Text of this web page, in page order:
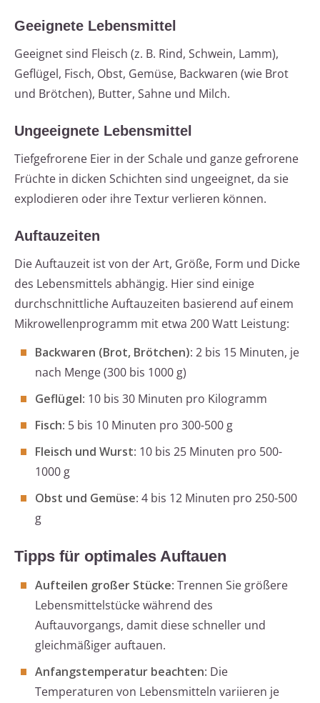
Geeignete Lebensmittel
Geeignet sind Fleisch (z. B. Rind, Schwein, Lamm),
Geflügel, Fisch, Obst, Gemüse, Backwaren (wie Brot
und Brötchen), Butter, Sahne und Milch.
Ungeeignete Lebensmittel
Tiefgefrorene Eier in der Schale und ganze gefrorene
Früchte in dicken Schichten sind ungeeignet, da sie
explodieren oder ihre Textur verlieren können.
Auftauzeiten
Die Auftauzeit ist von der Art, Größe, Form und Dicke
des Lebensmittels abhängig. Hier sind einige
durchschnittliche Auftauzeiten basierend auf einem
Mikrowellenprogramm mit etwa 200 Watt Leistung:
Backwaren (Brot, Brötchen): 2 bis 15 Minuten, je
nach Menge (300 bis 1000 g)
Geflügel: 10 bis 30 Minuten pro Kilogramm
Fisch: 5 bis 10 Minuten pro 300-500 g
Fleisch und Wurst: 10 bis 25 Minuten pro 500-
1000 g
Obst und Gemüse: 4 bis 12 Minuten pro 250-500
g
Tipps für optimales Auftauen
Aufteilen großer Stücke: Trennen Sie größere
Lebensmittelstücke während des
Auftauvorgangs, damit diese schneller und
gleichmäßiger auftauen.
Anfangstemperatur beachten: Die
Temperaturen von Lebensmitteln variieren je